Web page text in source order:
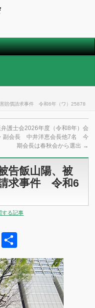
賠償請求事件 令和6年（ワ）25878
弁護士会2026年度（令和8年）会
副会長 中井洋恵会長他7名 今
期会長は春秋会から選出 →
告飯山陽、被
求事件 令和6
する記事
Line
有